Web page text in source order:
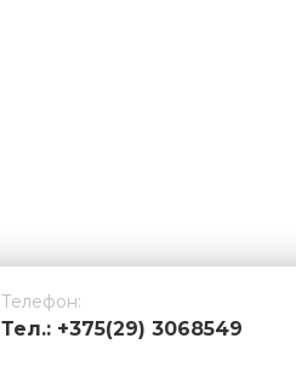
Телефон:
Тел.: +375(29) 3068549